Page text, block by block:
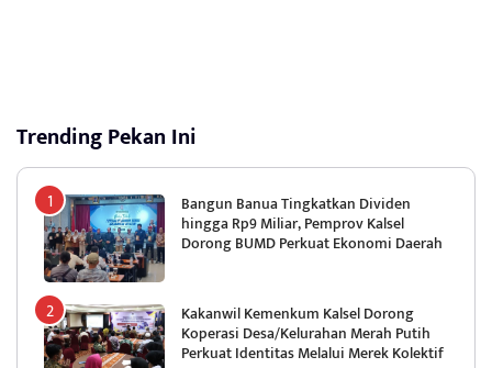
Trending Pekan Ini
Bangun Banua Tingkatkan Dividen
hingga Rp9 Miliar, Pemprov Kalsel
Dorong BUMD Perkuat Ekonomi Daerah
Kakanwil Kemenkum Kalsel Dorong
Koperasi Desa/Kelurahan Merah Putih
Perkuat Identitas Melalui Merek Kolektif